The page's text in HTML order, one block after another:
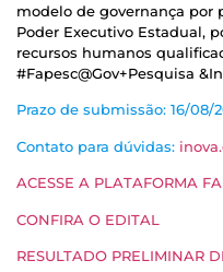
modelo de governança por
Poder Executivo Estadual,
recursos humanos
#Fapesc@Gov+Pesquisa
Prazo de submissão: 16/08/
Contato para dúvidas:
ACESSE A PLATAFORMA
CONFIRA O EDITAL
RESULTADO PRELIMINAR